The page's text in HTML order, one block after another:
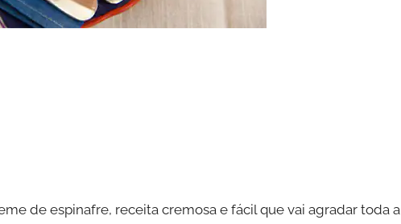
de espinafre, receita cremosa e fácil que vai agradar toda a